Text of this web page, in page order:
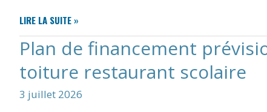
PERMANENCES
PLIE
(PLAN
LOCAL
POUR
ET
LIRE LA SUITE »
Plan de financement
toiture restaurant scolaire
3 juillet 2026